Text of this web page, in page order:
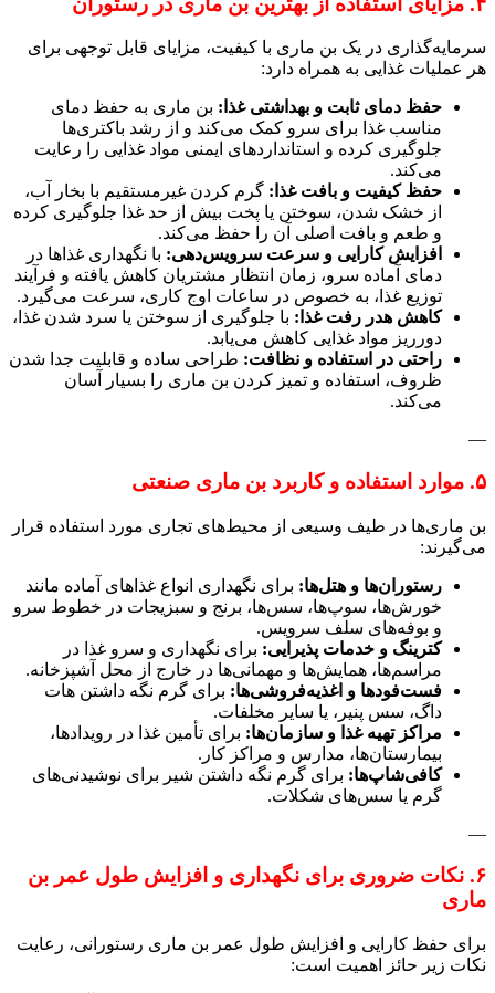
سرمایه‌گذاری در یک بن ماری با کیفیت، مزایای قابل توجهی برای
هر عملیات غذایی به همراه دارد:
حفظ دمای ثابت و بهداشتی غذا: بن ماری به حفظ دمای
مناسب غذا برای سرو کمک می‌کند و از رشد باکتری‌ها
جلوگیری کرده و استانداردهای ایمنی مواد غذایی را رعایت
می‌کند.
حفظ کیفیت و بافت غذا: گرم کردن غیرمستقیم با بخار آب،
از خشک شدن، سوختن یا پخت بیش از حد غذا جلوگیری کرده
و طعم و بافت اصلی آن را حفظ می‌کند.
افزایش کارایی و سرعت سرویس‌دهی: با نگهداری غذاها در
دمای آماده سرو، زمان انتظار مشتریان کاهش یافته و فرآیند
توزیع غذا، به خصوص در ساعات اوج کاری، سرعت می‌گیرد.
کاهش هدر رفت غذا: با جلوگیری از سوختن یا سرد شدن غذا،
دورریز مواد غذایی کاهش می‌یابد.
راحتی در استفاده و نظافت: طراحی ساده و قابلیت جدا شدن
ظروف، استفاده و تمیز کردن بن ماری را بسیار آسان
می‌کند.
—
۵. موارد استفاده و کاربرد بن ماری صنعتی
بن ماری‌ها در طیف وسیعی از محیط‌های تجاری مورد استفاده قرار
می‌گیرند:
رستوران‌ها و هتل‌ها: برای نگهداری انواع غذاهای آماده مانند
خورش‌ها، سوپ‌ها، سس‌ها، برنج و سبزیجات در خطوط سرو
و بوفه‌های سلف سرویس.
کترینگ و خدمات پذیرایی: برای نگهداری و سرو غذا در
مراسم‌ها، همایش‌ها و مهمانی‌ها در خارج از محل آشپزخانه.
فست‌فودها و اغذیه‌فروشی‌ها: برای گرم نگه داشتن هات
داگ، سس پنیر، یا سایر مخلفات.
مراکز تهیه غذا و سازمان‌ها: برای تأمین غذا در رویدادها،
بیمارستان‌ها، مدارس و مراکز کار.
کافی‌شاپ‌ها: برای گرم نگه داشتن شیر برای نوشیدنی‌های
گرم یا سس‌های شکلات.
—
۶. نکات ضروری برای نگهداری و افزایش طول عمر بن
ماری
برای حفظ کارایی و افزایش طول عمر بن ماری رستورانی، رعایت
نکات زیر حائز اهمیت است: